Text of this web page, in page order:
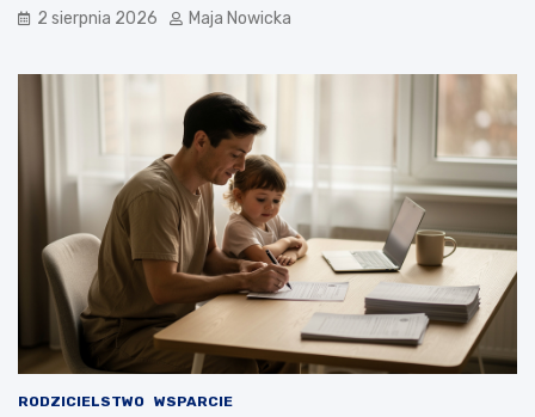
2 sierpnia 2026 Maja Nowicka
RODZICIELSTWO WSPARCIE